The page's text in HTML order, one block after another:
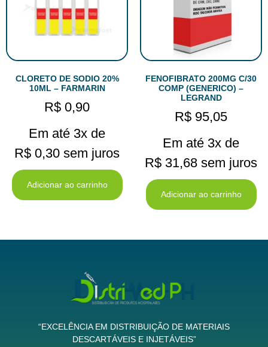
CLORETO DE SODIO 20%
10ML – FARMARIN
R$ 0,90
Em até 3x de
R$ 0,30 sem juros
Adicionar ao carrinho
FENOFIBRATO 200MG C/30
COMP (GENERICO) –
LEGRAND
R$ 95,05
Em até 3x de
R$ 31,68 sem juros
Adicionar ao carrinho
“EXCELÊNCIA EM DISTRIBUIÇÃO DE MATERIAIS
DESCARTÁVEIS E INJETÁVEIS”